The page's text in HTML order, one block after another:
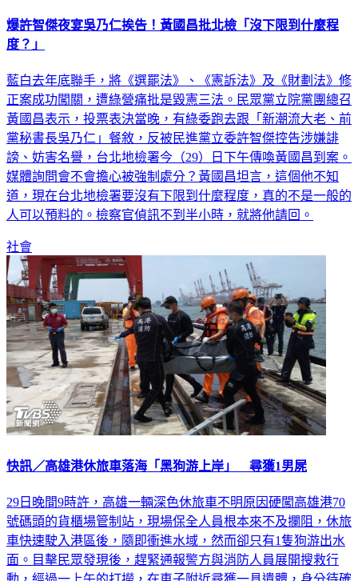
爆許智傑夜宴吳乃仁挨告！黃國昌批北檢「沒下限到什麼程
藍白去年底聯手，將《選罷法》、《憲訴法》及《財劃法》修
正案成功闖關，遭綠營痛批是毀憲三法。民眾黨立院黨團總召
黃國昌表示，投票表決當晚，有綠委跑去跟「新潮流大老、前
黨秘書長吳乃仁」餐敘，反被民進黨立委許智傑控告涉嫌誹
謗、妨害名譽，台北地檢署今（29）日下午傳喚黃國昌到案。
媒體詢問會不會擔心被強制處分？黃國昌坦言，這個他不知
道，現在台北地檢署要沒有下限到什麼程度，真的不是一般的
社會
29日晚間9時許，高雄一輛深色休旅車不明原因硬闖高雄港70
號碼頭的貨櫃場管制站，現場保全人員根本來不及攔阻，休旅
車快速駛入港區後，隨即衝進水域，然而卻只有1隻狗游出水